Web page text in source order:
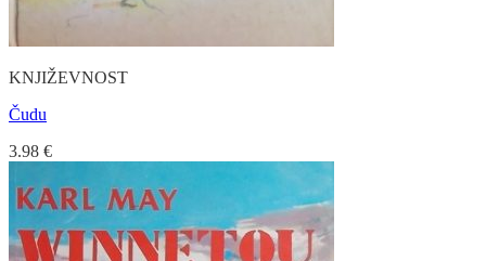
KNJIŽEVNOST
Čudu
3.98 €